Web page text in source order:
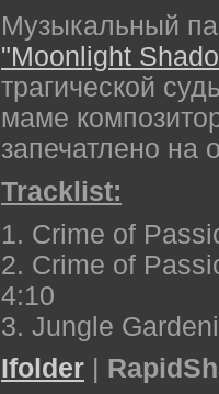
Музыкальный
"Moonlight
трагической
маме
запечатлено на
Tracklist:
1. Crime of
2. Crime of
4:10
3. Jungle
Ifolder